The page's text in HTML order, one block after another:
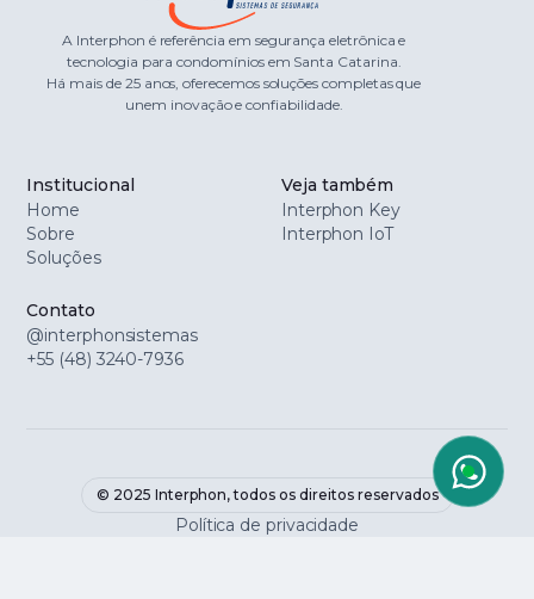
A Interphon é referência em segurança eletrônica e
tecnologia para condomínios em Santa Catarina.
Há mais de 25 anos, oferecemos soluções completas que
unem inovação e confiabilidade.
Institucional
Home
Sobre
Soluções
Veja também
Interphon Key
Interphon IoT
Contato
@interphonsistemas
+55 (48) 3240-7936
© 2025 Interphon, todos os direitos reservados
Política de privacidade